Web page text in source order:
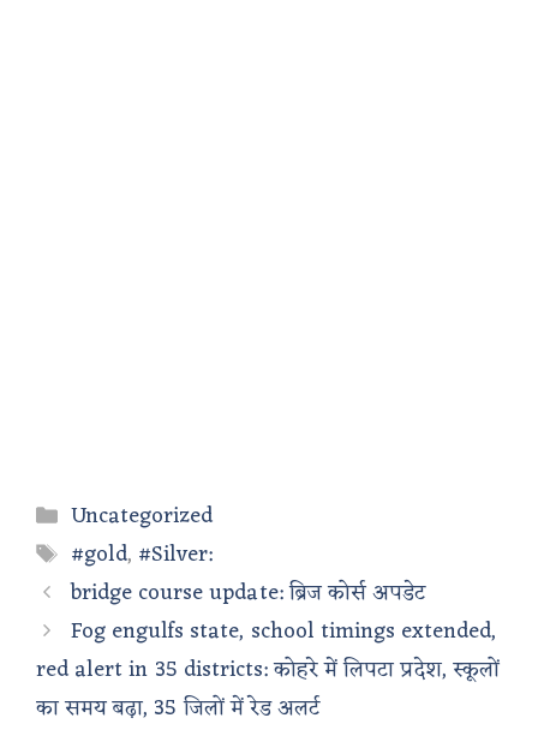
Categories
Uncategorized
Tags
#gold, #Silver:
bridge course update: ब्रिज कोर्स अपडेट
Fog engulfs state, school timings extended,
red alert in 35 districts: कोहरे में लिपटा प्रदेश, स्कूलों
का समय बढ़ा, 35 जिलों में रेड अलर्ट